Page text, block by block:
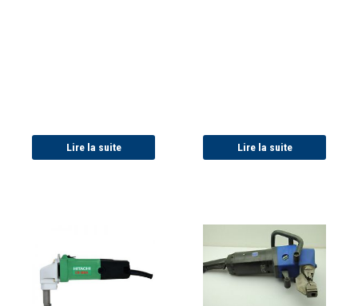
Lire la suite Lire la suite